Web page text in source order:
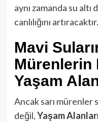
aynı zamanda su altı
canlılığını artıracaktır.
Mavi
Mürenlerin
Yaşam
Ancak sarı mürenler
değil,Yaşam